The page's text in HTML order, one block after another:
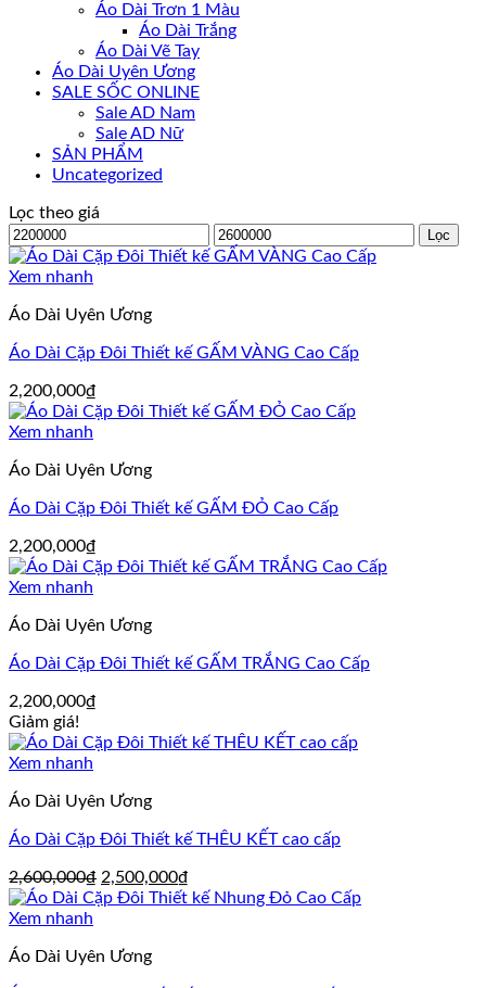
Áo Dài Trơn 1 Màu
Áo Dài Trắng
Áo Dài Vẽ Tay
Áo Dài Uyên Ương
SALE SỐC ONLINE
Sale AD Nam
Sale AD Nữ
SẢN PHẨM
Uncategorized
Lọc theo giá
Giá
tối
thiểu
Giá
tối
Lọc
Xem nhanh
Áo Dài Uyên Ương
Áo Dài Cặp Đôi Thiết kế GẤM VÀNG Cao Cấp
2,200,000₫
Xem nhanh
Áo Dài Uyên Ương
Áo Dài Cặp Đôi Thiết kế GẤM ĐỎ Cao Cấp
2,200,000₫
Xem nhanh
Áo Dài Uyên Ương
Áo Dài Cặp Đôi Thiết kế GẤM TRẮNG Cao Cấp
2,200,000₫
Giảm giá!
Xem nhanh
Áo Dài Uyên Ương
Áo Dài Cặp Đôi Thiết kế THÊU KẾT cao cấp
2,600,000₫ Giá
gốc
2,500,000₫
hiện
Xem nhanh
Áo Dài Uyên Ương